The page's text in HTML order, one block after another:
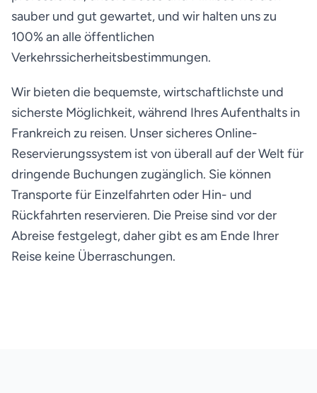
sauber und gut gewartet, und wir halten uns zu
100% an alle öffentlichen
Verkehrssicherheitsbestimmungen.
Wir bieten die bequemste, wirtschaftlichste und
sicherste Möglichkeit, während Ihres Aufenthalts in
Frankreich zu reisen. Unser sicheres Online-
Reservierungssystem ist von überall auf der Welt für
dringende Buchungen zugänglich. Sie können
Transporte für Einzelfahrten oder Hin- und
Rückfahrten reservieren. Die Preise sind vor der
Abreise festgelegt, daher gibt es am Ende Ihrer
Reise keine Überraschungen.